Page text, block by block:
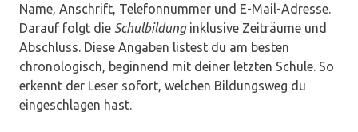
Name, Anschrift, Telefonnummer und E-Mail-Adresse.
Darauf folgt die Schulbildunginklusive Zeiträume und
Abschluss. Diese Angaben listest du am besten
chronologisch, beginnend mit deiner letzten Schule. So
erkennt der Leser sofort, welchen Bildungsweg du
eingeschlagen hast.